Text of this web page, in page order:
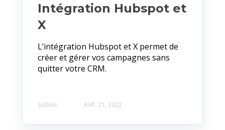
Intégration Hubspot et
X
L’intégration Hubspot et X permet de
créer et gérer vos campagnes sans
quitter votre CRM.
SARAH AVR. 21, 2022